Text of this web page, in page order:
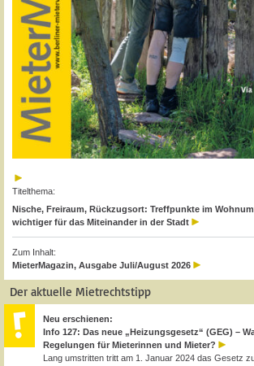
Titelthema:
Nische, Freiraum, Rückzugsort: Treffpunkte im
wichtiger für das Miteinander in der Stadt
Zum Inhalt:
MieterMagazin, Ausgabe Juli/August 2026
Der aktuelle Mietrechtstipp
Neu erschienen:
Info 127: Das neue „Heizungsgesetz“ (GEG) –
Regelungen für Mieterinnen und Mieter?
Lang umstritten tritt am 1. Januar 2024 das Gesetz